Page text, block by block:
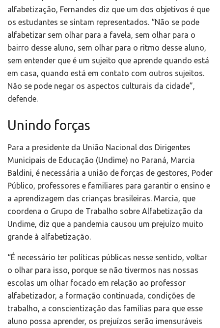
alfabetização, Fernandes diz que um dos objetivos é que
os estudantes se sintam representados. “Não se pode
alfabetizar sem olhar para a favela, sem olhar para o
bairro desse aluno, sem olhar para o ritmo desse aluno,
sem entender que é um sujeito que aprende quando está
em casa, quando está em contato com outros sujeitos.
Não se pode negar os aspectos culturais da cidade”,
defende.
Unindo forças
Para a presidente da União Nacional dos Dirigentes
Municipais de Educação (Undime) no Paraná, Marcia
Baldini, é necessária a união de forças de gestores, Poder
Público, professores e familiares para garantir o ensino e
a aprendizagem das crianças brasileiras. Marcia, que
coordena o Grupo de Trabalho sobre Alfabetização da
Undime, diz que a pandemia causou um prejuízo muito
grande à alfabetização.
“É necessário ter políticas públicas nesse sentido, voltar
o olhar para isso, porque se não tivermos nas nossas
escolas um olhar focado em relação ao professor
alfabetizador, a formação continuada, condições de
trabalho, a conscientização das famílias para que esse
aluno possa aprender, os prejuízos serão imensuráveis